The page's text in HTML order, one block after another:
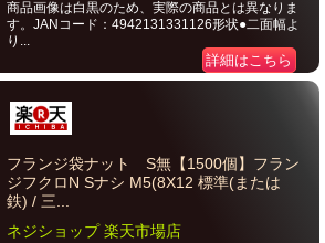
商品画像は白黒のため、実際の商品とは異なりま
す。JANコード：4942131331126形状●二面幅よ
り...
詳細はこちら
フランジ袋ナット S無【1500個】フラン
ジフクロN Sナシ M5(8X12 標準(または
鉄) / 三...
ネジショップ 楽天市場店